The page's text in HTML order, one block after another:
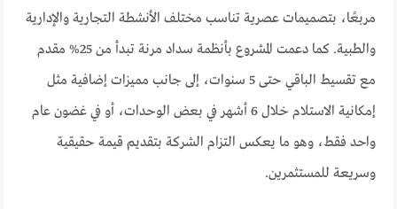
مربعًا، بتصميمات عصرية تناسب مختلف الأنشطة التجارية والإدارية
والطبية. كما دعمت المشروع بأنظمة سداد مرنة تبدأ من 25% مقدم
مع تقسيط الباقي حتى 5 سنوات، إلى جانب مميزات إضافية مثل
إمكانية الاستلام خلال 6 أشهر في بعض الوحدات، أو في غضون عام
واحد فقط، وهو ما يعكس التزام الشركة بتقديم قيمة حقيقية
وسريعة للمستثمرين.